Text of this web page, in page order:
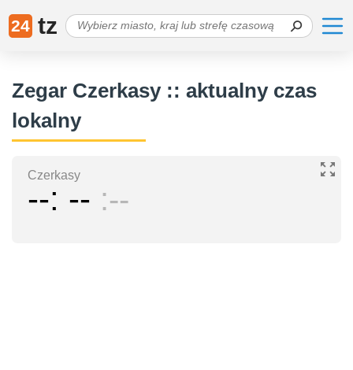
24 tz
Zegar Czerkasy :: aktualny czas
lokalny
Czerkasy
-- -- --